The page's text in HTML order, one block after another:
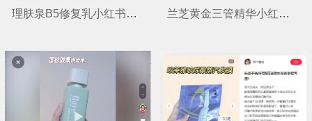
理肤泉B5修复乳小红书营销 兰芝黄金三管精华小红书营销